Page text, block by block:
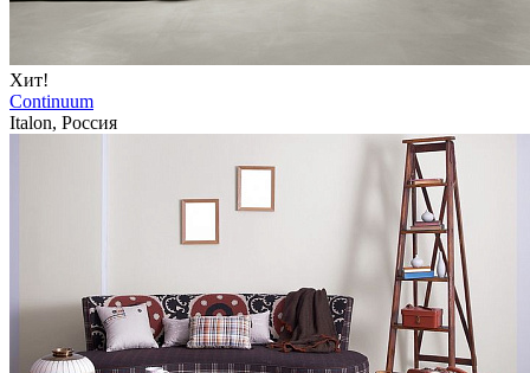
Хит!
Continuum
Italon, Россия